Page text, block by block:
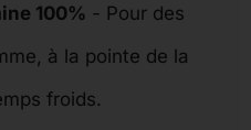
100% - Pour des
à la pointe de la
froids.